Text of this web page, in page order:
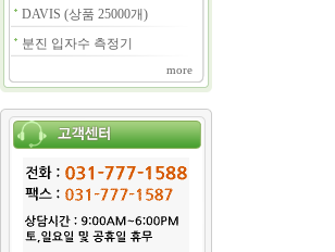
DAVIS (상품 25000개)
분진 입자수 측정기
more